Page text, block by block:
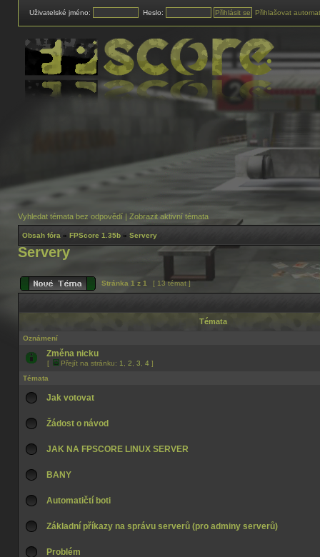
Uživatelské jméno: Heslo: Přihlašovat
Vyhledat témata bez odpovědí | Zobrazit aktivní témata
Obsah fóra » FPScore 1.35b » Servery
Servery
Stránka 1 z 1 [ 13 témat ]
Témata
Oznámení
Změna nicku
[ Přejít na stránku: 1 2 3 4 ]
Témata
Jak votovat
Žádost o návod
JAK NA FPSCORE LINUX SERVER
BANY
Automatičtí boti
Základní příkazy na správu serverů (pro adminy serverů)
Problém